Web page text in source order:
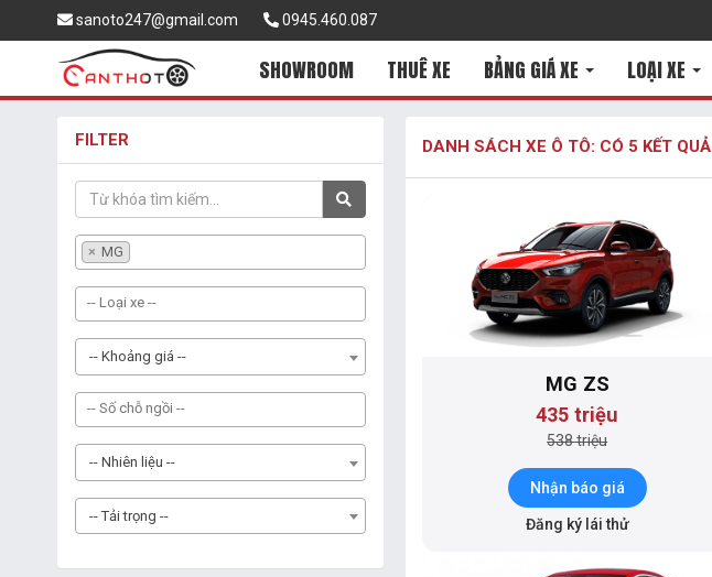
sanoto247@gmail.com 0945.460.087
SHOWROOM THUÊ XE BẢNG GIÁ XE LOẠI XE
FILTER
× MG
-- Khoảng giá --
-- Nhiên liệu --
-- Tải trọng --
DANH SÁCH XE Ô TÔ: CÓ 5 KẾT QUẢ
MG ZS
435 triệu
538 triệu
Nhận báo giá
Đăng ký lái thử